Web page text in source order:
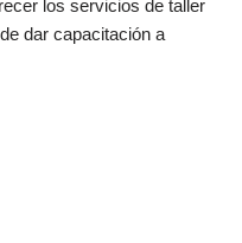
los servicios de taller
dar capacitación a